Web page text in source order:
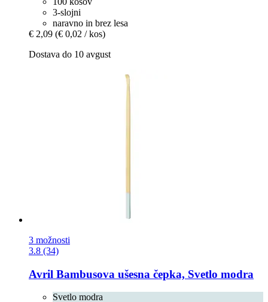
3-slojni
naravno in brez lesa
€ 2,09 (€ 0,02 / kos)
Dostava do 10 avgust
3 možnosti
3.8 (34)
Avril Bambusova ušesna čepka, Svetlo modra
Svetlo modra